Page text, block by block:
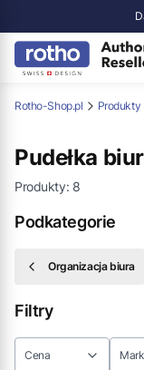
Rotho-Shop.pl Produkty
Pudełka
Produkty: 8
Podkategorie
Organizacja biura
Filtry
Cena